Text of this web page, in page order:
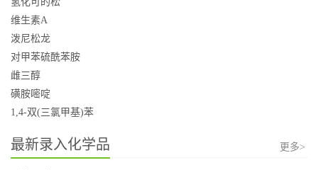
维生素A
泼尼松龙
对甲苯硫酰苯胺
雌三醇
磺胺嘧啶
1,4-双(三氯甲基)苯
最新录入化学品 更多>